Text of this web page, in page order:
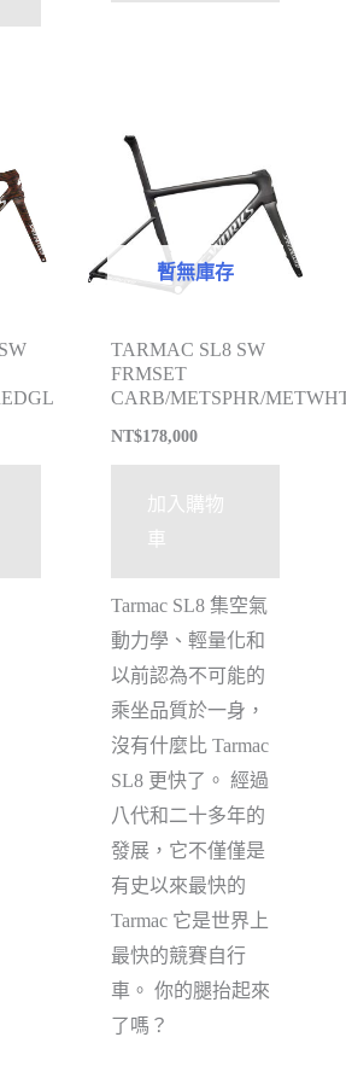
暫無庫存
TARMAC SL8 SW
FRMSET
CARB/METSPHR/
NT$178,000
加入購物
車
Tarmac SL8 集空氣
動力學、輕量化和
以前認為不可能的
乘坐品質於一身，
沒有什麼比 Tarmac
SL8 更快了。 經過
八代和二十多年的
發展，它不僅僅是
有史以來最快的
Tarmac 它是世界上
最快的競賽自行
車。 你的腿抬起來
了嗎？